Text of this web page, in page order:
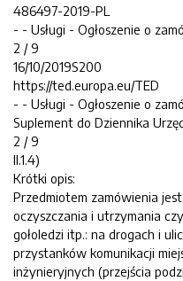
486497-2019-PL
- - Usługi - Ogłoszenie o
2 / 9
16/10/2019S200
https://ted.europa.eu/TED
- - Usługi - Ogłoszenie o
Suplement do Dziennika
2 / 9
II.1.4)
Krótki opis:
Przedmiotem zamówienia
oczyszczania i utrzymania
gołoledzi itp.: na drogach i
przystanków komunikacji
inżynieryjnych (przejścia